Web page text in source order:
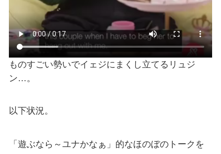
ものすごい勢いでイェジにまくし立てるリュジ
ン…。
以下状況。
「遊ぶなら～ユナかなぁ」的なほのぼのトークを